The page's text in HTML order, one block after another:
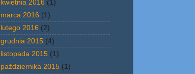
kwietnia 2016 (1)
marca 2016 (1)
lutego 2016 (2)
grudnia 2015 (4)
listopada 2015 (1)
października 2015 (1)